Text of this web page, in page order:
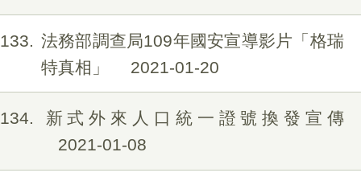
133
法務部調查局109年國安宣導影片「格瑞
特真相」
2021-01-20
134
新式外來人口統一證號換發宣傳
2021-01-08